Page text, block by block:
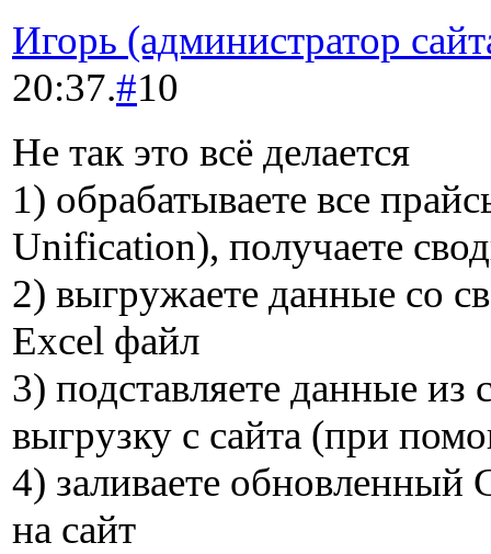
Игорь (администратор
20:37.#10
Не так это всё делается
1) обрабатываете все
Unification), получаете
2) выгружаете данные со
Excel файл
3) подставляете данные из
выгрузку с сайта (при
4) заливаете обновленный
на сайт